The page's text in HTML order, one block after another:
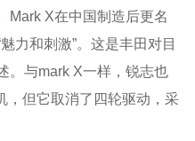
Mark X在中国制造后更名
力和刺激”。这是丰田对目
。与mark X一样，锐志也
，但它取消了四轮驱动，采